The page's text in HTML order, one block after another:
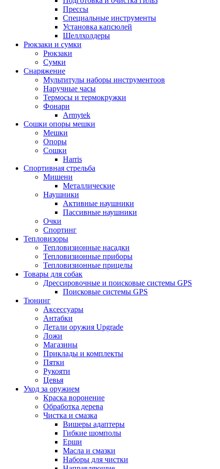
Прессы
Специальные инструменты
Установка капсюлей
Шеллхолдеры
Рюкзаки и сумки
Рюкзаки
Сумки
Снаряжение
Мультитулы наборы инструментоов
Наручные часы
Термосы и термокружки
Фонари
Armytek
Сошки опоры мешки
Мешки
Опоры
Сошки
Harris
Спортивная стрельба
Мишени
Металлические
Наушники
Активные наушники
Пассивные наушники
Очки
Спортинг
Тепловизоры
Тепловизионные насадки
Тепловизионные приборы
Тепловизионные прицелы
Товары для собак
Дрессировочные и поисковые системы GPS
Поисковые системы GPS
Тюнинг
Аксессуары
Антабки
Детали оружия Upgrade
Ложи
Магазины
Приклады и комплекты
Пятки
Рукояти
Цевья
Уход за оружием
Краска воронение
Обработка дерева
Чистка и смазка
Вишеры адаптеры
Гибкие шомполы
Ерши
Масла и смазки
Наборы для чистки